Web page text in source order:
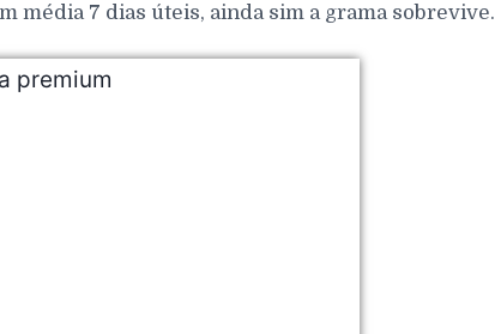
média 7 dias úteis, ainda sim a grama sobrevive.